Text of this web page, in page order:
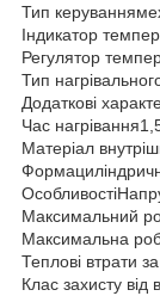
Тип
Індикатор
Регулятор
Тип
Додаткові
Час
Матеріал
Максимальний
Максимальна
Теплові втрати
Клас захисту від